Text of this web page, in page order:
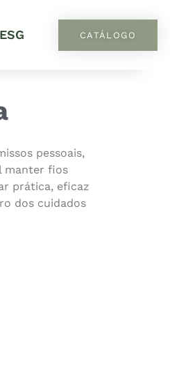
ESG CATÁLOGO
pessoais,
manter fios
prática, eficaz
dos cuidados